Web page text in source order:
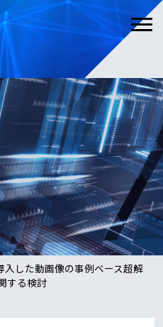
入した動画像の事例ベース超解
する検討